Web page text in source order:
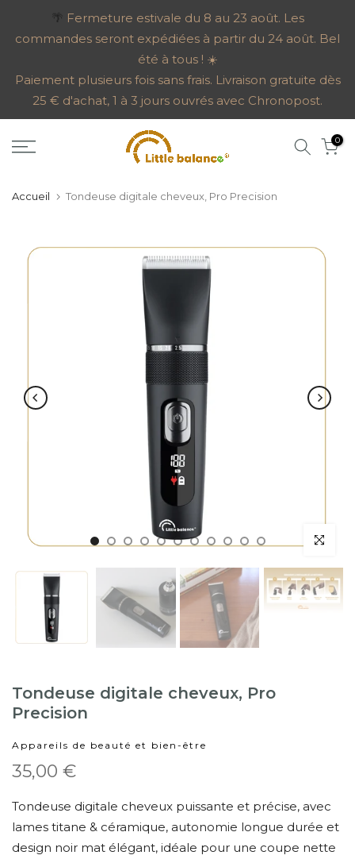
au
🌴 Fermeture estivale du 8 au 23 août. Les
commandes seront expédiées à partir du 24 août. Bel
été à tous ! ☀️
Paiement plusieurs fois sans frais. Livraison gratuite dès
25 € d'achat, 1 à 3 jours ouvrés avec Chronopost.
0
Accueil Tondeuse digitale cheveux, Pro Precision
Tondeuse digitale cheveux, Pro
Precision
Appareils de beauté et bien-être
35,00 €
Tondeuse digitale cheveux puissante et précise, avec
lames titane & céramique, autonomie longue durée et
design noir mat élégant, idéale pour une coupe nette